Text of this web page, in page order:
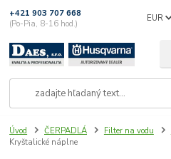
EUR
+421 903 707 668
(Po-Pia, 8-16 hod.)
Úvod ČERPADLÁ Filter na vodu
Kryštalické náplne